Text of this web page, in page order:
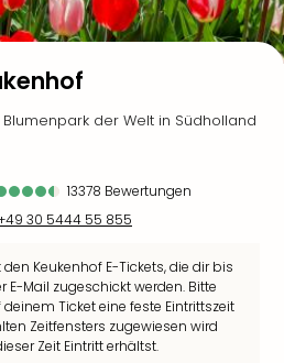
der Welt in Südholland
13378 Bewertungen
30 5444 55 855
Keukenhof E-Tickets, die dir bis
E-Mail zugeschickt werden. Bitte
Ticket eine feste Eintrittszeit
Zeitfensters zugewiesen wird
Zeit Eintritt erhältst.